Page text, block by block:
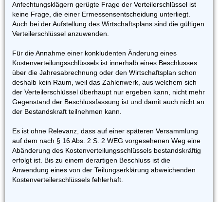
Anfechtungsklägern gerügte Frage der Verteilerschlüssel ist
keine Frage, die einer Ermessensentscheidung unterliegt.
Auch bei der Aufstellung des Wirtschaftsplans sind die gültigen
Verteilerschlüssel anzuwenden.
Für die Annahme einer konkludenten Änderung eines
Kostenverteilungsschlüssels ist innerhalb eines Beschlusses
über die Jahresabrechnung oder den Wirtschaftsplan schon
deshalb kein Raum, weil das Zahlenwerk, aus welchem sich
der Verteilerschlüssel überhaupt nur ergeben kann, nicht mehr
Gegenstand der Beschlussfassung ist und damit auch nicht an
der Bestandskraft teilnehmen kann.
Es ist ohne Relevanz, dass auf einer späteren Versammlung
auf dem nach § 16 Abs. 2 S. 2 WEG vorgesehenen Weg eine
Abänderung des Kostenverteilungsschlüssels bestandskräftig
erfolgt ist. Bis zu einem derartigen Beschluss ist die
Anwendung eines von der Teilungserklärung abweichenden
Kostenverteilerschlüssels fehlerhaft.